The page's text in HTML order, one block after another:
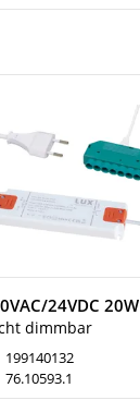
24VDC 20W
dimmbar
199140132
76.10593.1